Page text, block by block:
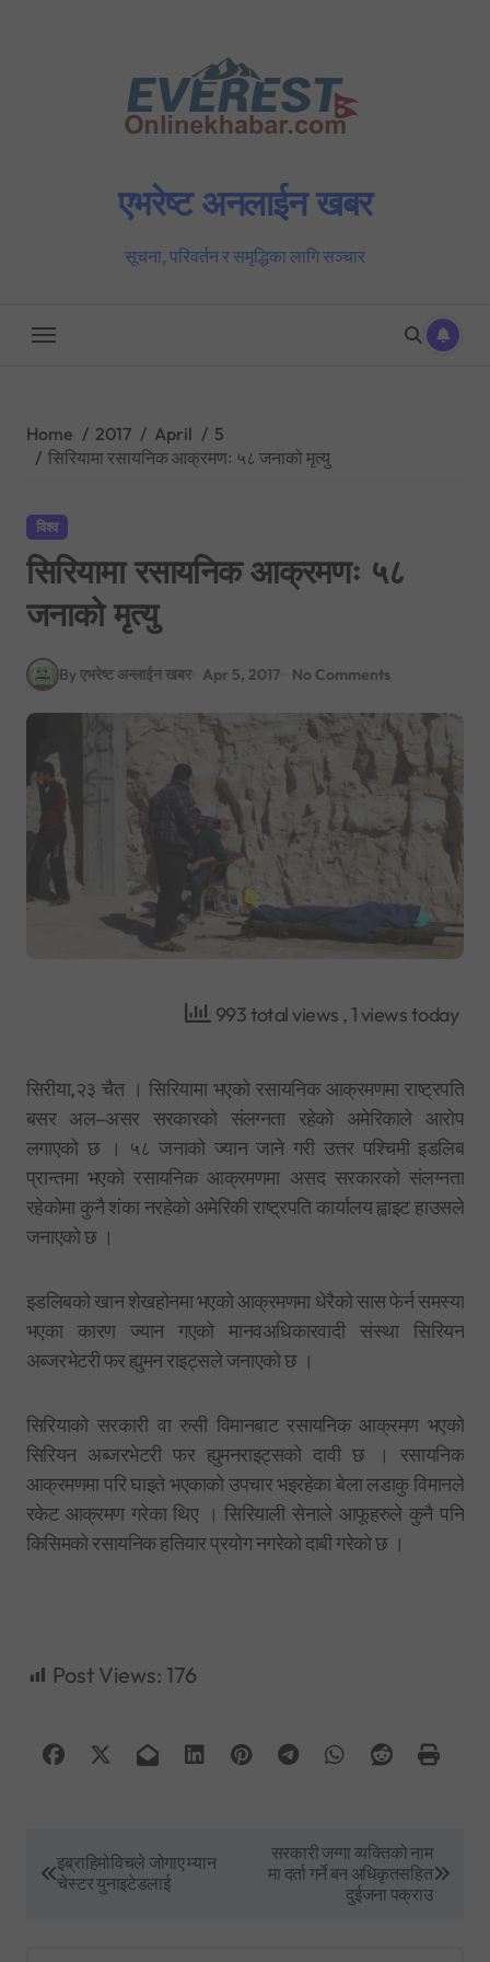
एभरेष्ट अनलाईन खबर
सूचना, परिवर्तन र समृद्धिका लागि सञ्चार
Home 2017 April
5
सिरियामा रसायनिक आक्रमणः ५८ जनाको मृत्यु
विश्व
सिरियामा रसायनिक आक्रमणः ५८
जनाको मृत्यु
By एभरेष्ट अन्लाईन खबर Apr 5, 2017 No Comments
993 total views , 1 views today
सिरीया,२३ चैत । सिरियामा भएको रसायनिक आक्रमणमा राष्ट्रपति
बसर अल–असर सरकारको संलग्नता रहेको अमेरिकाले आरोप
लगाएको छ । ५८ जनाको ज्यान जाने गरी उत्तर पश्चिमी इडलिब
प्रान्तमा भएको रसायनिक आक्रमणमा असद सरकारको संलग्नता
रहेकोमा कुनै शंका नरहेको अमेरिकी राष्ट्रपति कार्यालय ह्वाइट हाउसले
जनाएको छ ।
इडलिबको खान शेखहोनमा भएको आक्रमणमा धेरैको सास फेर्न समस्या
भएका कारण ज्यान गएको मानवअधिकारवादी संस्था सिरियन
अब्जरभेटरी फर ह्युमन राइट्सले जनाएको छ ।
सिरियाको सरकारी वा रुसी विमानबाट रसायनिक आक्रमण भएको
सिरियन अब्जरभेटरी फर ह्युमनराइट्सको दावी छ । रसायनिक
आक्रमणमा परि घाइते भएकाको उपचार भइरहेका बेला लडाकु विमानले
रकेट आक्रमण गरेका थिए । सिरियाली सेनाले आफूहरुले कुनै पनि
किसिमको रसायनिक हतियार प्रयोग नगरेको दाबी गरेको छ ।
Post Views: 176
o
इब्राहिमोविचले जोगाए म्यान
चेस्टर युनाइटेडलाई
सरकारी जग्गा व्यक्तिको नाम
मा दर्ता गर्ने बन अधिकृतसहित
दुईजना पक्राउ